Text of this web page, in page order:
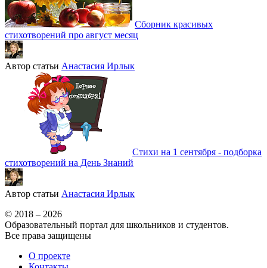
Сборник красивых
стихотворений про август месяц
Автор статьи Анастасия Ирлык
Стихи на 1 сентября - подборка
стихотворений на День Знаний
Автор статьи Анастасия Ирлык
© 2018 – 2026
Образовательный портал для школьников и студентов.
Все права защищены
О проекте